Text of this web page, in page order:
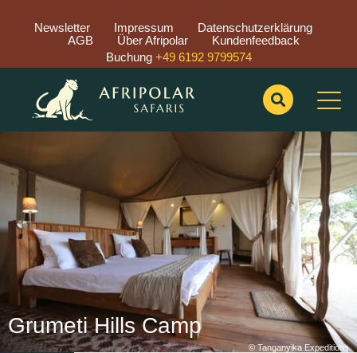
Newsletter Impressum
Datenschutzerklärung
AGB
Über Afripolar
Kundenfeedback
Buchung +49 6192 9799574
Previous
© Tanganyika Expeditions
Grumeti Hills Camp